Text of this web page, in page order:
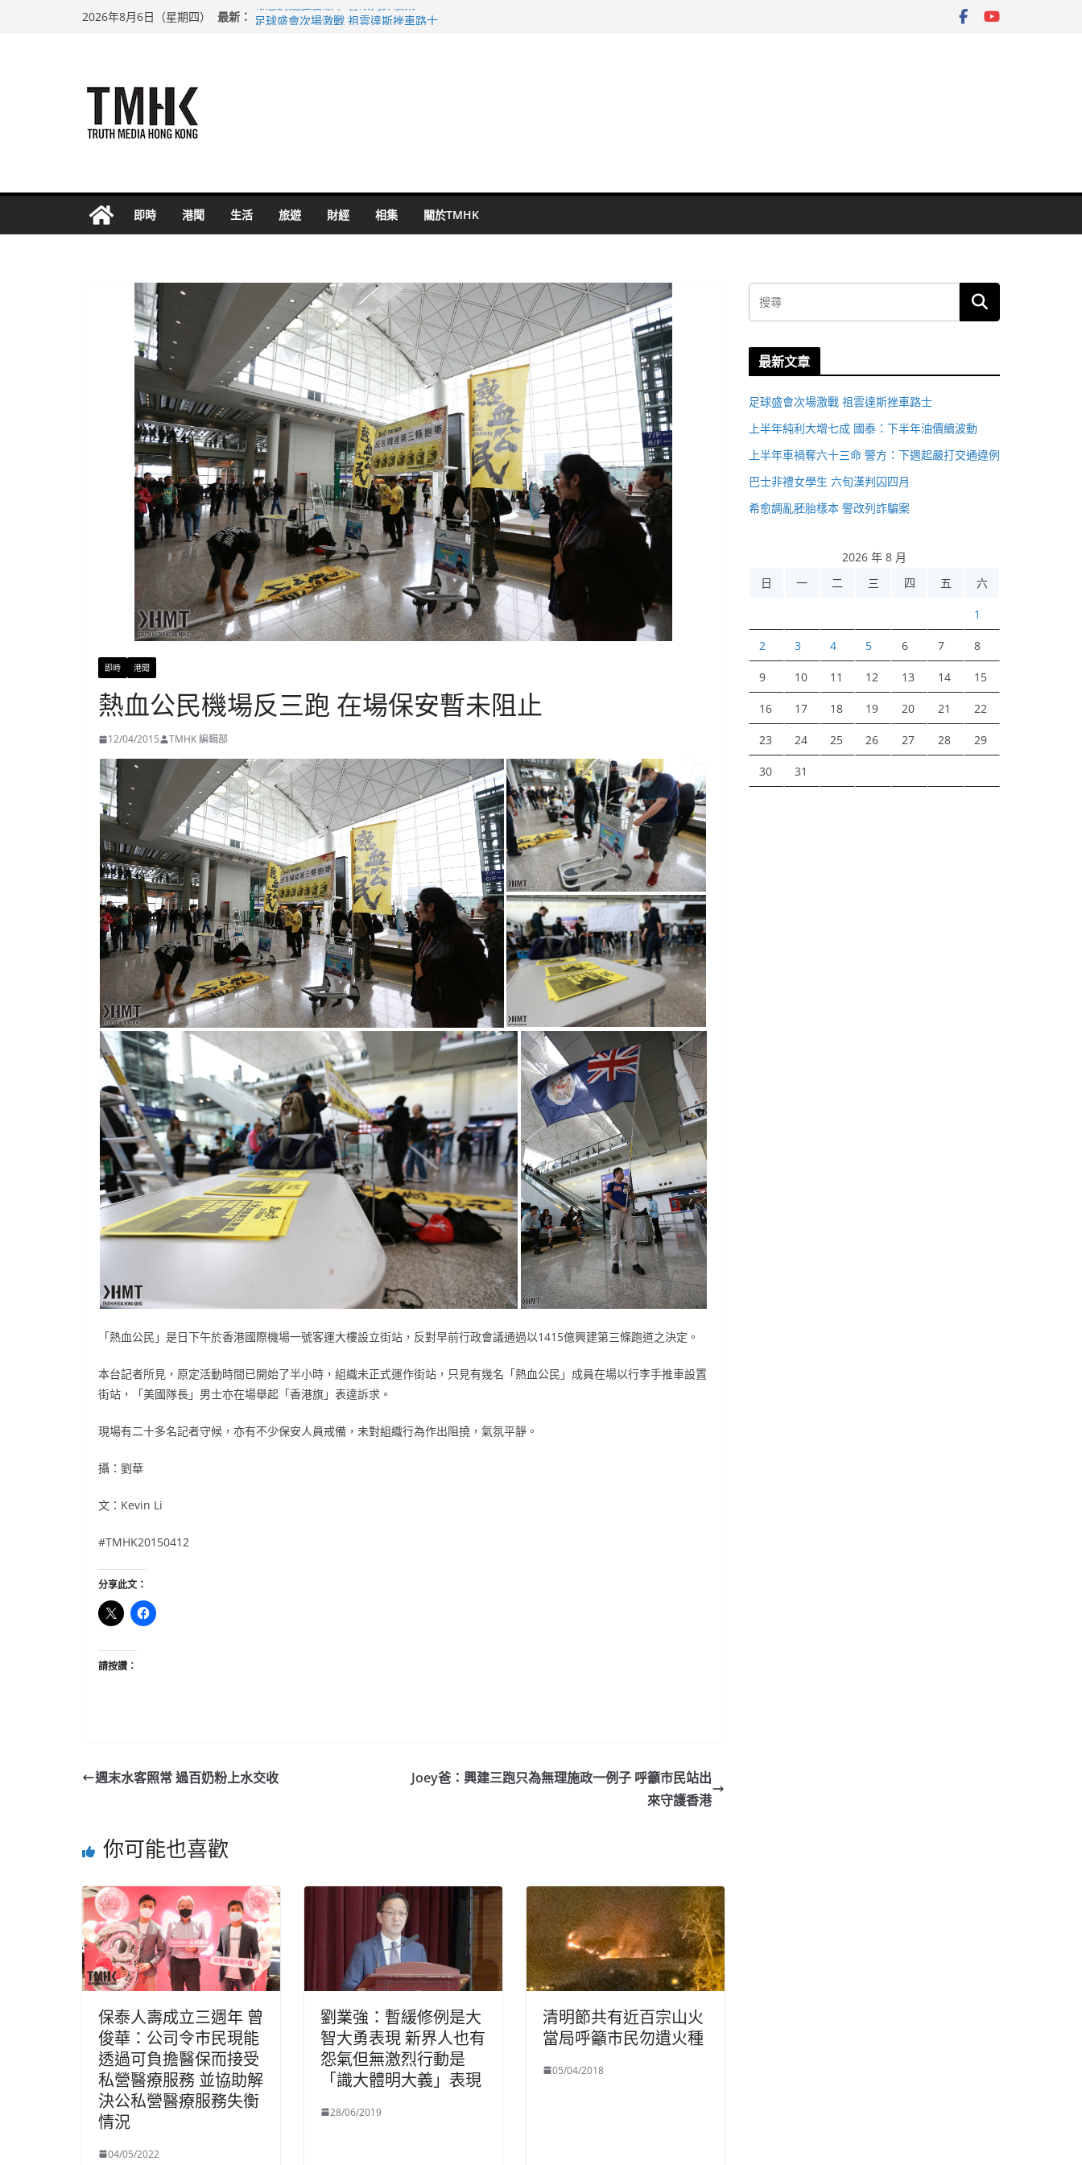
2026年8月6日（星期四） 最新： 希愈調亂胚胎樣本 警改列詐騙案
即時 港聞 生活 旅遊 財經 相集 關於TMHK
即時 港聞
熱血公民機場反三跑 在場保安暫未阻止
12/04/2015 TMHK 編輯部
「熱血公民」是日下午於香港國際機場一號客運大樓設立街站，反對早前行政會議通過以1415億興建第三條跑道之決定。
本台記者所見，原定活動時間已開始了半小時，組織未正式運作街站，只見有幾名「熱血公民」成員在場以行李手推車設置
街站，「美國隊長」男士亦在場舉起「香港旗」表達訴求。
現場有二十多名記者守候，亦有不少保安人員戒備，未對組織行為作出阻撓，氣氛平靜。
攝：劉華
文：Kevin Li
#TMHK20150412
分享此文：
請按讚：
週末水客照常 過百奶粉上水交收
Joey爸：興建三跑只為無理施政一例子 呼籲市民站出
來守護香港
你可能也喜歡
保泰人壽成立三週年 曾
俊華：公司令市民現能
透過可負擔醫保而接受
私營醫療服務 並協助解
決公私營醫療服務失衡
情況
04/05/2022
劉業強：暫緩修例是大
智大勇表現 新界人也有
怨氣但無激烈行動是
「識大體明大義」表現
28/06/2019
清明節共有近百宗山火
當局呼籲市民勿遺火種
05/04/2018
最新文章
足球盛會次場激戰 祖雲達斯挫車路士
上半年純利大增七成 國泰：下半年油價續波動
上半年車禍奪六十三命 警方：下週起嚴打交通違例
巴士非禮女學生 六旬漢判囚四月
希愈調亂胚胎樣本 警改列詐騙案
2026 年 8 月
日
一 二 三 四 五 六
1
2 3 4 5 6 7 8
9 10 11 12 13 14 15
16 17 18 19 20 21 22
23 24 25 26 27 28 29
30 31